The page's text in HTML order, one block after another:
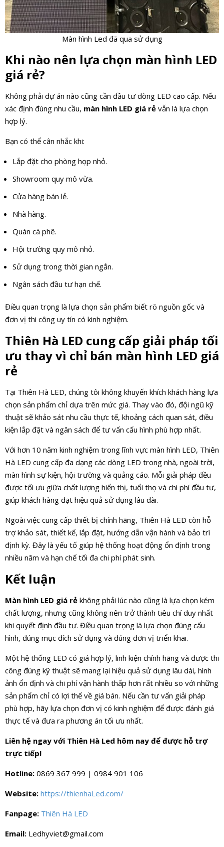
Màn hình Led đã qua sử dụng
Khi nào nên lựa chọn màn hình LED
giá rẻ?
Không phải dự án nào cũng cần đầu tư dòng LED cao cấp. Nếu
xác định đúng nhu cầu, màn hình LED giá rẻ vẫn là lựa chọn
hợp lý.
Bạn có thể cân nhắc khi:
Lắp đặt cho phòng họp nhỏ.
Showroom quy mô vừa.
Cửa hàng bán lẻ.
Nhà hàng.
Quán cà phê.
Hội trường quy mô nhỏ.
Sử dụng trong thời gian ngắn.
Ngân sách đầu tư hạn chế.
Điều quan trọng là lựa chọn sản phẩm biết rõ nguồn gốc và
đơn vị thi công uy tín có kinh nghiệm.
Thiên Hà LED cung cấp giải pháp tối
ưu thay vì chỉ bán màn hình LED giá
rẻ
Tại Thiên Hà LED, chúng tôi không khuyến khích khách hàng lựa
chọn sản phẩm chỉ dựa trên mức giá. Thay vào đó, đội ngũ kỹ
thuật sẽ khảo sát nhu cầu thực tế, khoảng cách quan sát, điều
kiện lắp đặt và ngân sách để tư vấn cấu hình phù hợp nhất.
Với hơn 10 năm kinh nghiệm trong lĩnh vực màn hình LED, Thiên
Hà LED cung cấp đa dạng các dòng LED trong nhà, ngoài trời,
màn hình sự kiện, hội trường và quảng cáo. Mỗi giải pháp đều
được tối ưu giữa chất lượng hiển thị, tuổi thọ và chi phí đầu tư,
giúp khách hàng đạt hiệu quả sử dụng lâu dài.
Ngoài việc cung cấp thiết bị chính hãng, Thiên Hà LED còn hỗ
trợ khảo sát, thiết kế, lắp đặt, hướng dẫn vận hành và bảo trì
định kỳ. Đây là yếu tố giúp hệ thống hoạt động ổn định trong
nhiều năm và hạn chế tối đa chi phí phát sinh.
Kết luận
Màn hình LED giá rẻ không phải lúc nào cũng là lựa chọn kém
chất lượng, nhưng cũng không nên trở thành tiêu chí duy nhất
khi quyết định đầu tư. Điều quan trọng là lựa chọn đúng cấu
hình, đúng mục đích sử dụng và đúng đơn vị triển khai.
Một hệ thống LED có giá hợp lý, linh kiện chính hãng và được thi
công đúng kỹ thuật sẽ mang lại hiệu quả sử dụng lâu dài, hình
ảnh ổn định và chi phí vận hành thấp hơn rất nhiều so với những
sản phẩm chỉ có lợi thế về giá bán. Nếu cần tư vấn giải pháp
phù hợp, hãy lựa chọn đơn vị có kinh nghiệm để được đánh giá
thực tế và đưa ra phương án tối ưu nhất.
Liên hệ ngay với Thiên Hà Led hôm nay để được hỗ trợ
trực tiếp!
Hotline: 0869 367 999 | 0984 901 106
Website: https://thienhaLed.com/
Fanpage: Thiên Hà LED
Email: Ledhyviet@gmail.com